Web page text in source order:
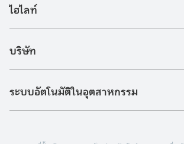
ไฮไลท์
บริษัท
ระบบอัตโนมัติในอุตสาหกรรม